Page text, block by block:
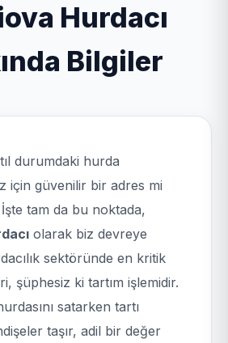
Hurdacı
Bilgiler
durumdaki hurda
için güvenilir bir adres mi
tam da bu noktada,
olarak biz devreye
sektöründe en kritik
şüphesiz ki tartım işlemidir.
satarken tartı
taşır, adil bir değer